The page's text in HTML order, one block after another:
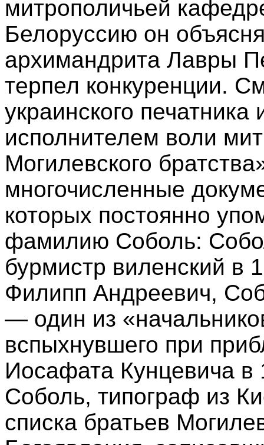
митрополичьей
Белоруссию он
архимандрита Лавры
терпел конкуренции.
украинского
исполнителем воли
Могилевского
многочисленные
которых постоянно
фамилию Соболь:
бурмистр виленский в
Филипп Андреевич,
— один из
вспыхнувшего при
Иосафата Кунцевича в
Соболь, типограф из
списка братьев